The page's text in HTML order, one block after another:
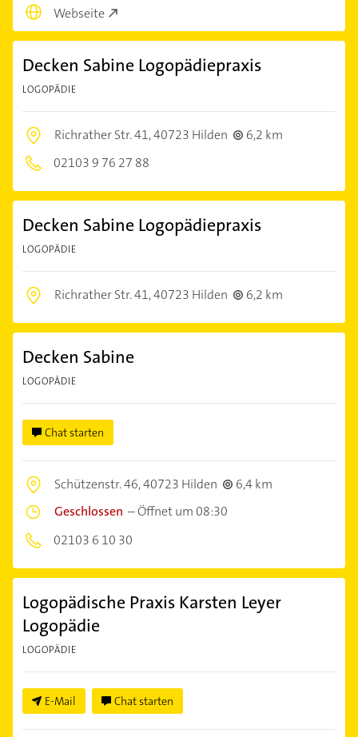
Webseite
Decken Sabine Logopädiepraxis
LOGOPÄDIE
Richrather Str. 41,40723 Hilden
6,2 km
02103 9 76 27 88
Decken Sabine Logopädiepraxis
LOGOPÄDIE
Richrather Str. 41,40723 Hilden 6,2 km
Decken Sabine
LOGOPÄDIE
Chat starten
Schützenstr. 46,40723 Hilden
6,4 km
Geschlossen –Öffnet um 08:30
02103 6 10 30
Logopädische Praxis Karsten Leyer
Logopädie
LOGOPÄDIE
E-Mail Chat starten